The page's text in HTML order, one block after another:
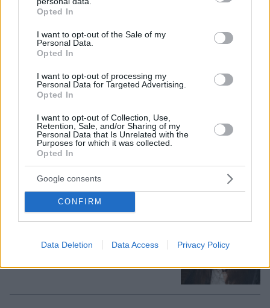
grant or deny consent to Google and its third-party tags to
use your data for below specified purposes in below Google
consent section.
Opted In
I want to opt-out of the Sale of my
Personal Data.
Opted In
I want to opt-out of processing my
Personal Data for Targeted Advertising.
Opted In
I want to opt-out of Collection, Use,
Retention, Sale, and/or Sharing of my
Personal Data that Is Unrelated with the
Purposes for which it was collected.
Opted In
Google consents
CONFIRM
Data Deletion Data Access Privacy Policy
€50 δισ. την ερχόμενη δεκαετία
07.08.2026, 20:16 347
Δημοκρατία: Γρατσία, Γαλανός,
Καρυστιανού και αυλικοί το
μετέτρεψαν σε φοβικό αρχηγικό
Η Λίλα Μπακλέση έφερε στον κόσμο
το πρώτο της παιδί, δείτε την
λαού και εξουσίας